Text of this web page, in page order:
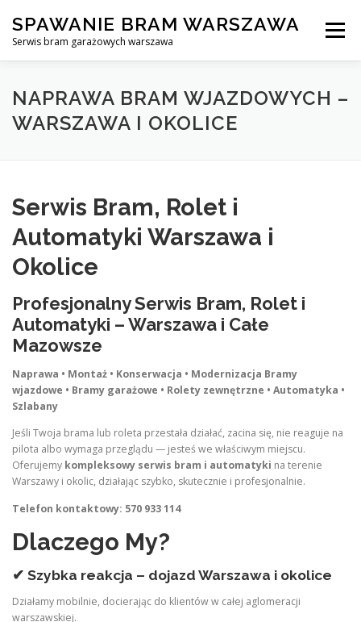
content
SPAWANIE BRAM WARSZAWA
Serwis bram garażowych warszawa
Menu
SPAWANIE BRAM GARAŻOWYCH I OGRODZEŃ WARSZAWA
NAPRAWA BRAM WJAZDOWYCH –
WARSZAWA I OKOLICE
Serwis Bram, Rolet i
Automatyki Warszawa i
Okolice
Profesjonalny Serwis Bram, Rolet i
Automatyki – Warszawa i Całe
Mazowsze
Naprawa • Montaż • Konserwacja • Modernizacja Bramy
wjazdowe • Bramy garażowe • Rolety zewnętrzne • Automatyka •
Szlabany
Jeśli Twoja brama lub roleta przestała działać, zacina się, nie reaguje na
pilota albo wymaga przeglądu — jesteś we właściwym miejscu.
Oferujemy kompleksowy serwis bram i automatyki na terenie
Warszawy i okolic, działając szybko, skutecznie i profesjonalnie.
Telefon kontaktowy: 570 933 114
Dlaczego My?
✔ Szybka reakcja – dojazd Warszawa i okolice
Działamy mobilnie, docierając do klientów w całej aglomeracji
warszawskiej.